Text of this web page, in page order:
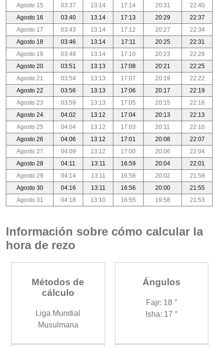
Agosto 15
03:37 13:14 17:14 20:31
22:40
Agosto 16
03:40 13:14 17:13 20:29
22:37
Agosto 17
03:43 13:14 17:12 20:27
22:34
Agosto 18
03:46 13:14 17:11 20:25
22:31
Agosto 19
03:48 13:14 17:10 20:23
22:28
Agosto 20
03:51 13:13 17:08 20:21
22:25
Agosto 21
03:54 13:13 17:07 20:19
22:22
Agosto 22
03:56 13:13 17:06 20:17
22:19
Agosto 23
03:59 13:13 17:05 20:15
22:16
Agosto 24
04:02 13:12 17:04 20:13
22:13
Agosto 25
04:04 13:12 17:03 20:11
22:10
Agosto 26
04:06 13:12 17:01 20:08
22:07
Agosto 27
04:09 13:12 17:00 20:06
22:04
Agosto 28
04:11 13:11 16:59 20:04
22:01
Agosto 29
04:14 13:11 16:58 20:02
21:58
Agosto 30
04:16 13:11 16:56 20:00
21:55
Agosto 31
04:18 13:10 16:55 19:58 21:53
Información sobre cómo calcular la
hora de rezo
Métodos de
cálculo
Liga Mundial
Musulmana
Ángulos
Fajr: 18 °
Isha: 17 °